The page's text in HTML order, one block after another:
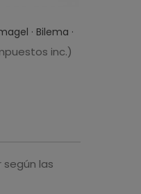
· Bilema ·
inc.)
las